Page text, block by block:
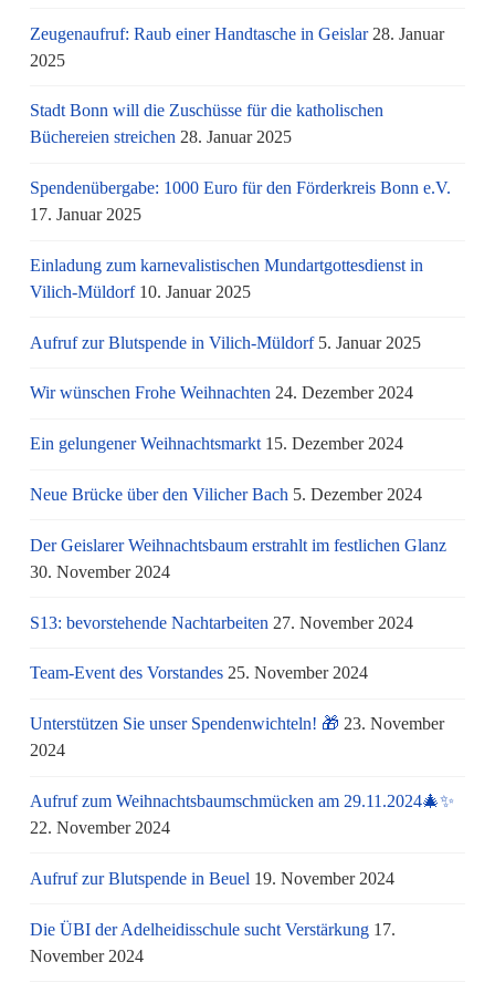
Zeugenaufruf: Raub einer Handtasche in Geislar 28. Januar
2025
Stadt Bonn will die Zuschüsse für die katholischen
Büchereien streichen 28. Januar 2025
Spendenübergabe: 1000 Euro für den Förderkreis Bonn e.V.
17. Januar 2025
Einladung zum karnevalistischen Mundartgottesdienst in
Vilich-Müldorf 10. Januar 2025
Aufruf zur Blutspende in Vilich-Müldorf 5. Januar 2025
Wir wünschen Frohe Weihnachten 24. Dezember 2024
Ein gelungener Weihnachtsmarkt 15. Dezember 2024
Neue Brücke über den Vilicher Bach 5. Dezember 2024
Der Geislarer Weihnachtsbaum erstrahlt im festlichen Glanz
30. November 2024
S13: bevorstehende Nachtarbeiten 27. November 2024
Team-Event des Vorstandes 25. November 2024
Unterstützen Sie unser Spendenwichteln! 🎁 23. November
2024
Aufruf zum Weihnachtsbaumschmücken am 29.11.2024🎄✨
22. November 2024
Aufruf zur Blutspende in Beuel 19. November 2024
Die ÜBI der Adelheidisschule sucht Verstärkung 17.
November 2024